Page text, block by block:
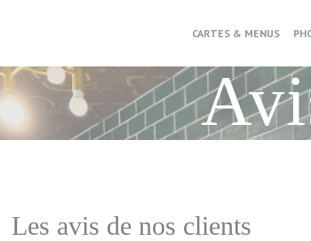
CARTES & MENUS
Les avis de nos clients